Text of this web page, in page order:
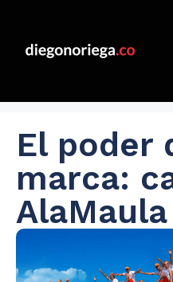
El poder
marca:
AlaMaula